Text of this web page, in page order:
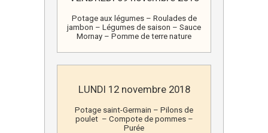
Potage aux légumes – Roulades de
jambon – Légumes de saison – Sauce
Mornay – Pomme de terre nature
LUNDI 12 novembre 2018
Potage saint-Germain – Pilons de
poulet – Compote de pommes –
Purée